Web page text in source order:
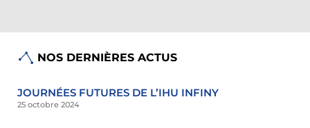
NOS DERNIÈRES ACTUS
JOURNÉES FUTURES DE L’IHU INFINY
25 octobre 2024